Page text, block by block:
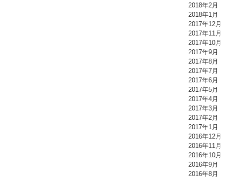
2018年2月
2018年1月
2017年12月
2017年11月
2017年10月
2017年9月
2017年8月
2017年7月
2017年6月
2017年5月
2017年4月
2017年3月
2017年2月
2017年1月
2016年12月
2016年11月
2016年10月
2016年9月
2016年8月